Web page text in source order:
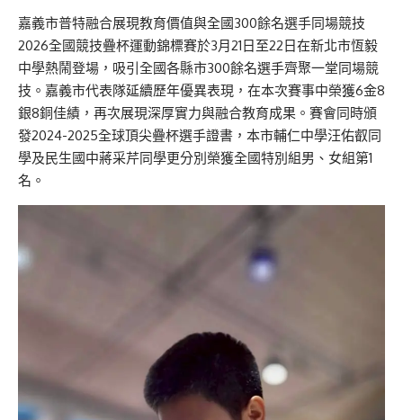
嘉義市普特融合展現教育價值與全國300餘名選手同場競技
2026全國競技疊杯運動錦標賽於3月21日至22日在新北市恆毅
中學熱鬧登場，吸引全國各縣市300餘名選手齊聚一堂同場競
技。嘉義市代表隊延續歷年優異表現，在本次賽事中榮獲6金8
銀8銅佳績，再次展現深厚實力與融合教育成果。賽會同時頒
發2024-2025全球頂尖疊杯選手證書，本市輔仁中學汪佑叡同
學及民生國中蔣采芹同學更分別榮獲全國特別組男、女組第1
名。